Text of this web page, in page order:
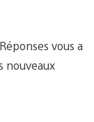
vous a
nouveaux